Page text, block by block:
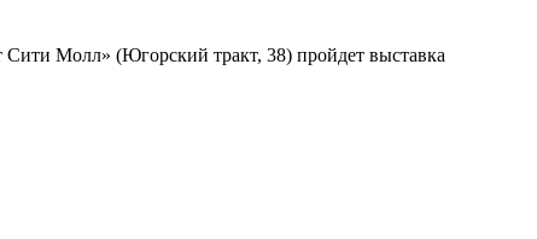
Молл» (Югорский тракт, 38) пройдет выставка